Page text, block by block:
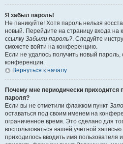
Я забыл пароль!
Не паникуйте! Хотя пароль нельзя
новый. Перейдите на страницу входа
ссылку Забыли пароль?. Следуйте
сможете войти на конференцию.
Если не удалось получить новый
конференции.
Вернуться к началу
Почему мне периодически приходится
пароля?
Если вы не отметили флажком пункт
оставаться под своим именем на
ограниченное время. Это сделано для
воспользоваться вашей учётной
приходилось вводить имя пользователя